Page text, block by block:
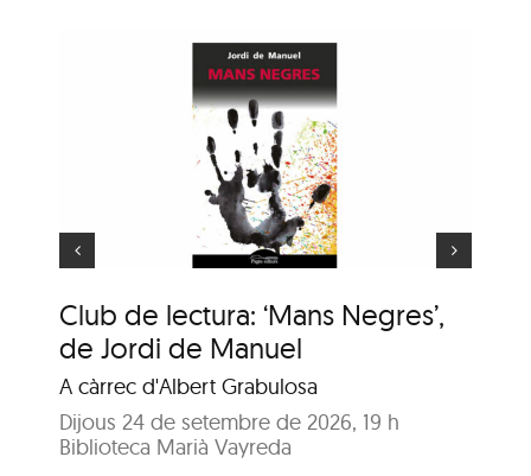
Club de lectura: ‘Mans Negres’,
de Jordi de Manuel
A càrrec d'Albert Grabulosa
Dijous 24 de setembre de 2026, 19 h
Biblioteca Marià Vayreda
Animaler